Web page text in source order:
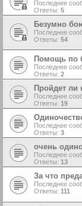
Последнее
Ответы: 5
Безумно
Последнее
Ответы: 54
Помощь по
Последнее
Ответы: 2
Пройдет ли
Последнее
Ответы: 19
Последнее
Ответы: 3
очень
Последнее
Ответы: 13
За что
Последнее
Ответы: 111